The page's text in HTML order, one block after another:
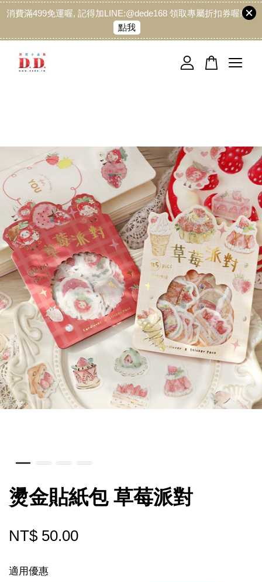
消費滿499免運喔, 記得加LINE:@dede168 領取專屬折扣券喔!
點我
燙金貼紙包 草莓派對
NT$ 50.00
適用優惠
您的購物車目前還是空的。